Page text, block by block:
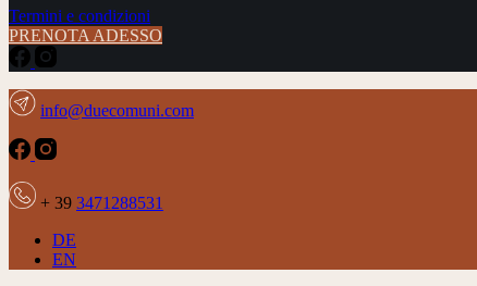
Termini e condizioni
PRENOTA ADESSO
info@duecomuni.com
+ 39 3471288531
DE
EN